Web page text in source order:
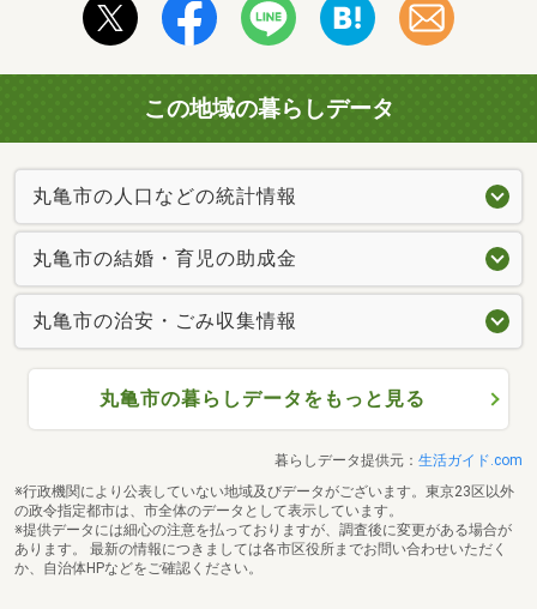
この地域の暮らしデータ
丸亀市の人口などの統計情報
丸亀市の結婚・育児の助成金
丸亀市の治安・ごみ収集情報
丸亀市の暮らしデータをもっと見る
暮らしデータ提供元： 生活ガイド.com
※行政機関により公表していない地域及びデータがございます。東京23区以外
の政令指定都市は、市全体のデータとして表示しています。
※提供データには細心の注意を払っておりますが、調査後に変更がある場合が
あります。 最新の情報につきましては各市区役所までお問い合わせいただく
か、自治体HPなどをご確認ください。